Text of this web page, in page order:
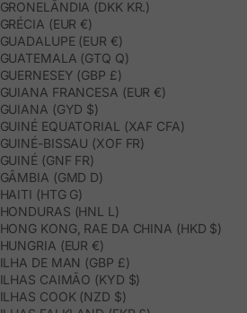
GRONELÂNDIA (DKK KR.)
GRÉCIA (EUR €)
GUADALUPE (EUR €)
GUATEMALA (GTQ Q)
GUERNESEY (GBP £)
GUIANA FRANCESA (EUR €)
GUIANA (GYD $)
GUINÉ EQUATORIAL (XAF CFA)
GUINÉ-BISSAU (XOF FR)
GUINÉ (GNF FR)
GÂMBIA (GMD D)
HAITI (HTG G)
HONDURAS (HNL L)
HONG KONG, RAE DA CHINA (HKD $)
HUNGRIA (EUR €)
ILHA DE MAN (GBP £)
ILHAS CAIMÃO (KYD $)
ILHAS COOK (NZD $)